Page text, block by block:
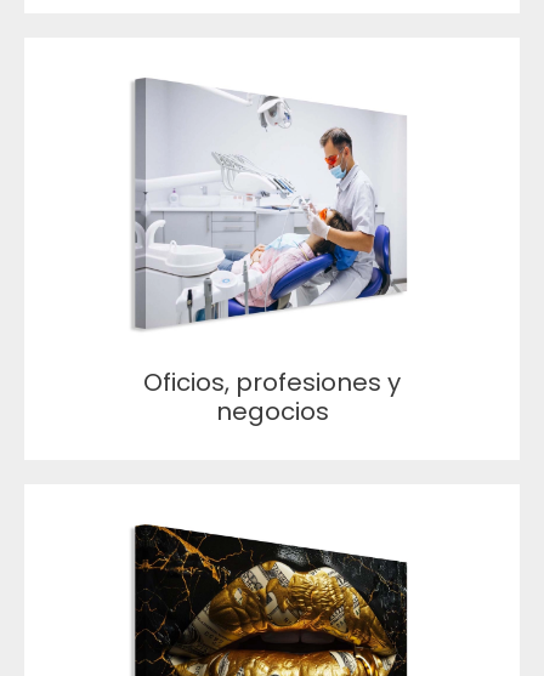
Oficios, profesiones y
negocios